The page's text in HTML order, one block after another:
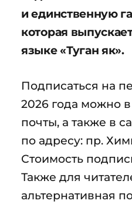
и единственную
которая
языке «Туган як».
Подписаться на
2026 года можно
почты, а также в
по адресу: пр.
Стоимость
Также для
альтернативная